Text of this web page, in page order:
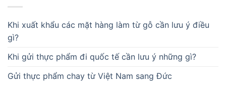
Khi xuất khẩu các mặt hàng làm từ gỗ cần lưu ý điều
gì?
Khi gửi thực phẩm đi quốc tế cần lưu ý những gì?
Gửi thực phẩm chay từ Việt Nam sang Đức